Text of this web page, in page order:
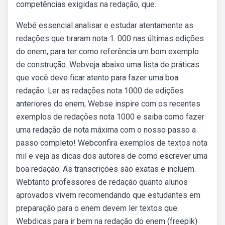
competências exigidas na redação, que.
Webé essencial analisar e estudar atentamente as
redações que tiraram nota 1. 000 nas últimas edições
do enem, para ter como referência um bom exemplo
de construção. Webveja abaixo uma lista de práticas
que você deve ficar atento para fazer uma boa
redação: Ler as redações nota 1000 de edições
anteriores do enem; Webse inspire com os recentes
exemplos de redações nota 1000 e saiba como fazer
uma redação de nota máxima com o nosso passo a
passo completo! Webconfira exemplos de textos nota
mil e veja as dicas dos autores de como escrever uma
boa redação: As transcrições são exatas e incluem.
Webtanto professores de redação quanto alunos
aprovados vivem recomendando que estudantes em
preparação para o enem devem ler textos que.
Webdicas para ir bem na redação do enem (freepik)